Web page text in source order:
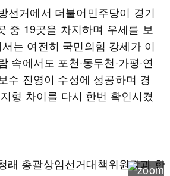
선거에서 더불어민주당이 경기
중 19곳을 차지하며 우세를 보
는 여전히 국민의힘 강세가 이
속에서도 포천·동두천·가평·연
수 진영이 수성에 성공하며 경
형 차이를 다시 한번 확인시켰